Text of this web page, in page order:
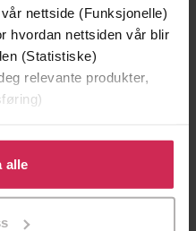
nettside (Funksjonelle)
hvordan nettsiden vår blir
(Statistiske)
relevante produkter,
ditt samtykke til å
Du kan også
formål ved å klikke
alle
Tom Egeland